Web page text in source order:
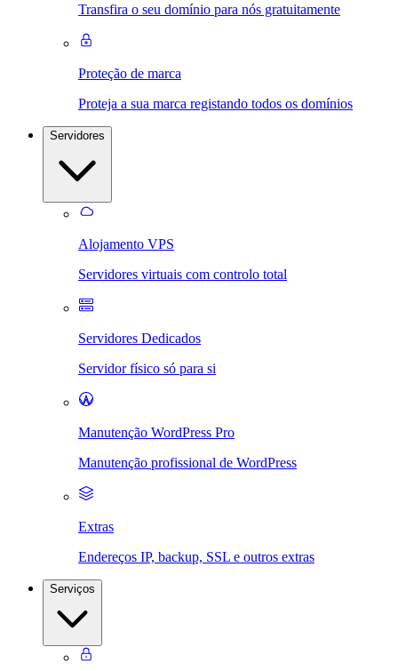
Transfira o seu domínio para nós gratuitamente
Proteção de marca
Proteja a sua marca registando todos os domínios
Servidores
Alojamento VPS
Servidores virtuais com controlo total
Servidores Dedicados
Servidor físico só para si
Manutenção WordPress Pro
Manutenção profissional de WordPress
Extras
Endereços IP, backup, SSL e outros extras
Serviços